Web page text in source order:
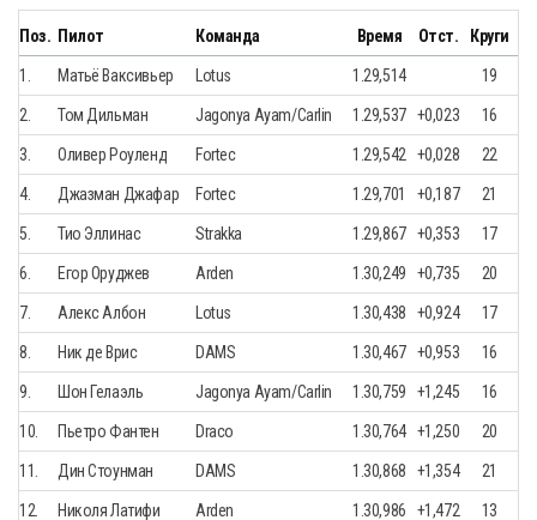
Поз. Пилот Команда Время Отст. Круги
1. Матьё Ваксивьер Lotus 1.29,514 19
2. Том Дильман Jagonya Ayam/Carlin 1.29,537 +0,023 16
3. Оливер Роуленд Fortec 1.29,542 +0,028 22
4. Джазман Джафар Fortec 1.29,701 +0,187 21
5. Тио Эллинас Strakka 1.29,867 +0,353 17
6. Егор Оруджев Arden 1.30,249 +0,735 20
7. Алекс Албон Lotus 1.30,438 +0,924 17
8. Ник де Врис DAMS 1.30,467 +0,953 16
9. Шон Гелаэль Jagonya Ayam/Carlin 1.30,759 +1,245 16
10. Пьетро Фантен Draco 1.30,764 +1,250 20
11. Дин Стоунман DAMS 1.30,868 +1,354 21
12. Николя Латифи Arden 1.30,986 +1,472 13